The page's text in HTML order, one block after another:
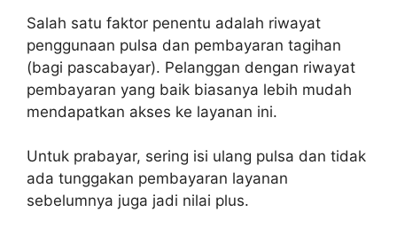
Salah satu faktor penentu adalah riwayat
penggunaan pulsa dan pembayaran tagihan
(bagi pascabayar). Pelanggan dengan riwayat
pembayaran yang baik biasanya lebih mudah
mendapatkan akses ke layanan ini.
Untuk prabayar, sering isi ulang pulsa dan tidak
ada tunggakan pembayaran layanan
sebelumnya juga jadi nilai plus.